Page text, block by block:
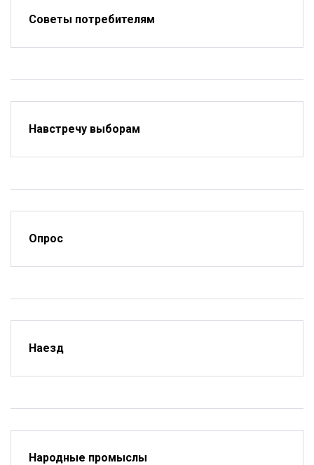
Советы потребителям
Навстречу выборам
Опрос
Наезд
Народные промыслы